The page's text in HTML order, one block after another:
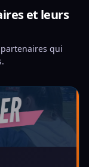
et leurs
qui